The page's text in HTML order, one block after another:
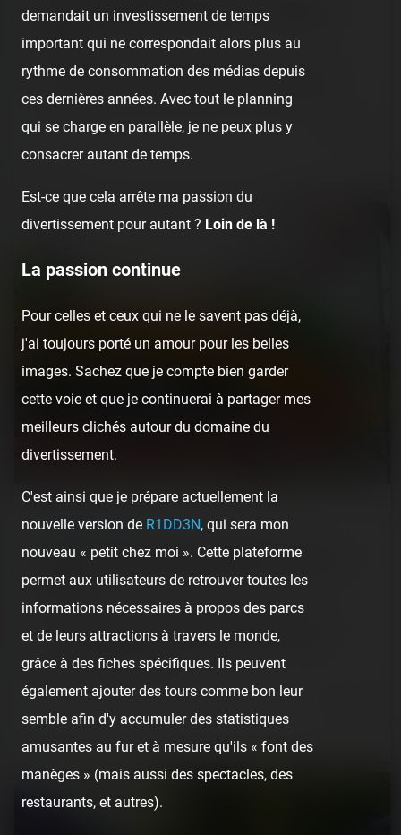
Foire Saint-Romain de Rouen — 18 novembre
C'est un peu notre « Fête des Loges d'automne/d'hiver »,
la Foire Saint-Romain de Rouen est notre rendez-vous…
4 years ago
6 min.
REPORT/ FUN FAIR
Fête foraine de la Mirabelle de Metz — 21 août
2022
Petite surprise lors de notre petit week-end de repos à
Metz, en Lorraine, avec la découverte de la petite fête
foraine de la Mirabelle…
4 years ago
2 min.
demandait un investissement de temps
important qui ne correspondait alors plus au
rythme de consommation des médias depuis
ces dernières années. Avec tout le planning
qui se charge en parallèle, je ne peux plus y
consacrer autant de temps.
Est-ce que cela arrête ma passion du
divertissement pour autant ? Loin de là !
La passion continue
Pour celles et ceux qui ne le savent pas déjà,
j'ai toujours porté un amour pour les belles
images. Sachez que je compte bien garder
cette voie et que je continuerai à partager mes
meilleurs clichés autour du domaine du
divertissement.
C'est ainsi que je prépare actuellement la
nouvelle version de R1DD3N, qui sera mon
nouveau « petit chez moi ». Cette plateforme
permet aux utilisateurs de retrouver toutes les
informations nécessaires à propos des parcs
et de leurs attractions à travers le monde,
grâce à des fiches spécifiques. Ils peuvent
également ajouter des tours comme bon leur
semble afin d'y accumuler des statistiques
amusantes au fur et à mesure qu'ils « font des
manèges » (mais aussi des spectacles, des
restaurants, et autres).